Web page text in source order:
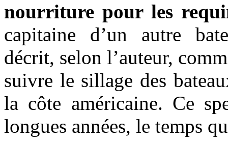
nourriture pour les
capitaine d’un autre
décrit, selon l’auteur,
suivre le sillage des
la côte américaine. Ce
longues années, le temps